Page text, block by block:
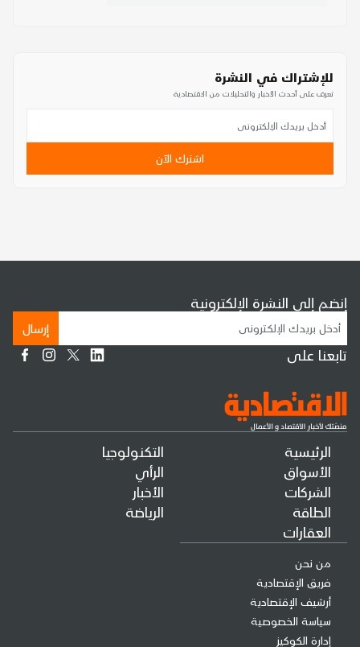
للإشتراك في النشرة
تعرف على أحدث الأخبار والتحليلات من الاقتصادية
اشترك الآن
الرئيسية
الأسواق
الشركات
الطاقة
العقارات
التكنولوجيا
الرأي
الأخبار
الرياضة
من نحن
فريق الإقتصادية
أرشيف الإقتصادية
سياسة الخصوصية
إدارة الكوكيز
إنضم إلى النشرة الإلكترونية
إرسال
تابعنا على